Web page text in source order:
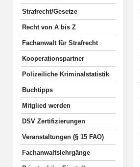
Strafrecht/Gesetze
Recht von A bis Z
Fachanwalt für Strafrecht
Kooperationspartner
Polizeiliche Kriminalstatistik
Buchtipps
Mitglied werden
DSV Zertifizierungen
Veranstaltungen (§ 15 FAO)
Fachanwaltslehrgänge